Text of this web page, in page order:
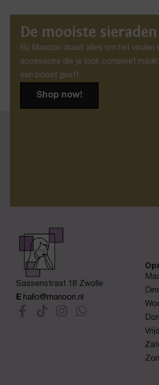
De mooiste sieraden
Bij Manoon draait alles om het vinden
accessoire die je look compleet
een boost geeft.
Shop now!
Sassenstraat 18 Zwolle
E hallo@manoon.nl